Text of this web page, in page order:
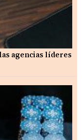
agencias líderes